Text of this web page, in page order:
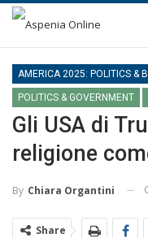
AMERICA 2025: POLITICS &
POLITICS & GOVERNMENT
Gli USA di
religione
By Chiara Organtini
Share